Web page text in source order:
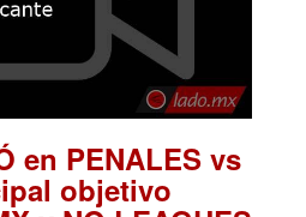
en PENALES vs
objetivo